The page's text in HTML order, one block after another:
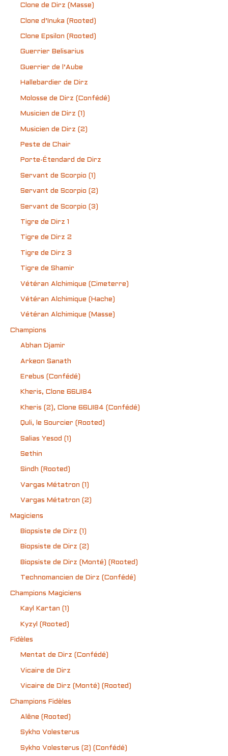
Clone de Dirz (Masse)
Clone d’Inuka (Rooted)
Clone Epsilon (Rooted)
Guerrier Belisarius
Guerrier de l’Aube
Hallebardier de Dirz
Molosse de Dirz (Confédé)
Musicien de Dirz (1)
Musicien de Dirz (2)
Peste de Chair
Porte-Étendard de Dirz
Servant de Scorpio (1)
Servant de Scorpio (2)
Servant de Scorpio (3)
Tigre de Dirz 1
Tigre de Dirz 2
Tigre de Dirz 3
Tigre de Shamir
Vétéran Alchimique (Cimeterre)
Vétéran Alchimique (Hache)
Vétéran Alchimique (Masse)
Champions
Abhan Djamir
Arkeon Sanath
Erebus (Confédé)
Kheris, Clone 66UI84
Kheris (2), Clone 66UI84 (Confédé)
Quli, le Sourcier (Rooted)
Salias Yesod (1)
Sethin
Sindh (Rooted)
Vargas Métatron (1)
Vargas Métatron (2)
Magiciens
Biopsiste de Dirz (1)
Biopsiste de Dirz (2)
Biopsiste de Dirz (Monté) (Rooted)
Technomancien de Dirz (Confédé)
Champions Magiciens
Kayl Kartan (1)
Kyzyl (Rooted)
Fidèles
Mentat de Dirz (Confédé)
Vicaire de Dirz
Vicaire de Dirz (Monté) (Rooted)
Champions Fidèles
Alêne (Rooted)
Sykho Volesterus
Sykho Volesterus (2) (Confédé)